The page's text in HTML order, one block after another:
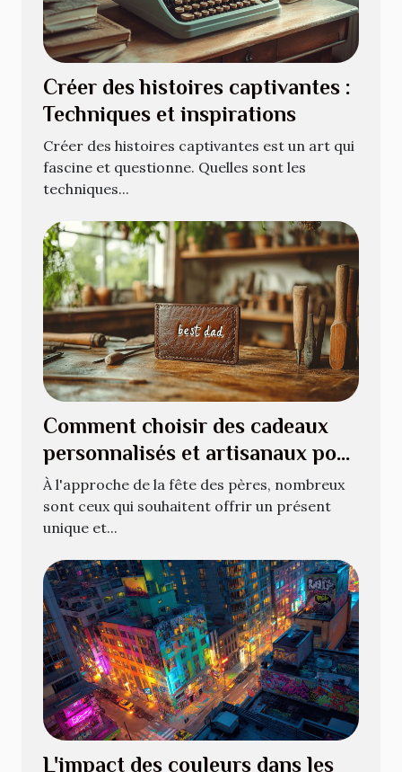
Créer des histoires captivantes :
Techniques et inspirations
Créer des histoires captivantes est un art qui
fascine et questionne. Quelles sont les
techniques...
Comment choisir des cadeaux
personnalisés et artisanaux pour
la fête des pères
À l'approche de la fête des pères, nombreux
sont ceux qui souhaitent offrir un présent
unique et...
L'impact des couleurs dans les